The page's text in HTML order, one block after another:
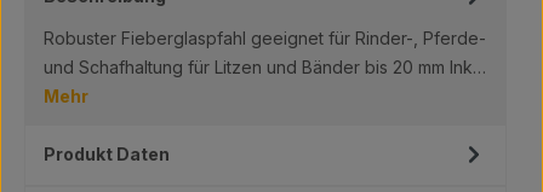
Robuster Fieberglaspfahl geeignet für Rinder-, Pferde-
und Schafhaltung für Litzen und Bänder bis 20 mm Ink…
Mehr
Produkt Daten